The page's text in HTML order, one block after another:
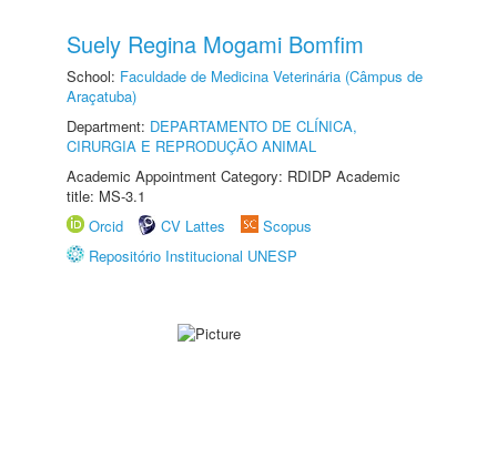
Suely Regina Mogami Bomfim
School: Faculdade de Medicina Veterinária (Câmpus de
Araçatuba)
Department: DEPARTAMENTO DE CLÍNICA,
CIRURGIA E REPRODUÇÃO ANIMAL
Academic Appointment Category: RDIDP Academic
title: MS-3.1
Orcid
CV Lattes
Scopus
Repositório Institucional UNESP